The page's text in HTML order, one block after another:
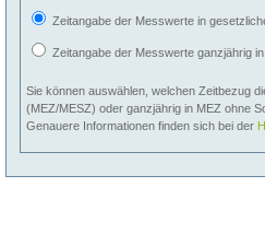
Zeitangabe der Messwerte in
Zeitangabe der Messwerte ganzjährig
Sie können auswählen, welchen Zeitbezug
(MEZ/MESZ) oder ganzjährig in MEZ ohne
Genauere Informationen finden sich bei der